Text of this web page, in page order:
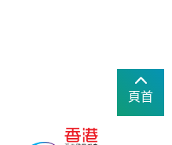
頁首